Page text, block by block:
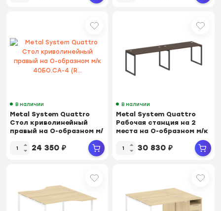
В наличии
Metal System Quattro
Стол криволинейный
правый на О-образном м/
24 350 ₽
В наличии
Metal System Quattro
Рабочая станция на 2
места на О-образном м/к
30 830 ₽